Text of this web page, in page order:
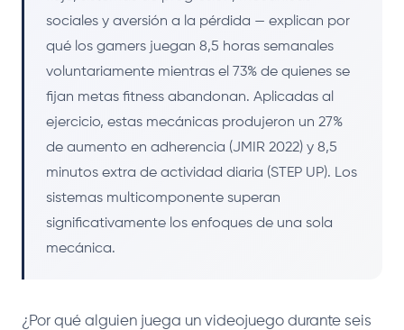
sociales y aversión a la pérdida — explican por
qué los gamers juegan 8,5 horas semanales
voluntariamente mientras el 73% de quienes se
fijan metas fitness abandonan. Aplicadas al
ejercicio, estas mecánicas produjeron un 27%
de aumento en adherencia (JMIR 2022) y 8,5
minutos extra de actividad diaria (STEP UP). Los
sistemas multicomponente superan
significativamente los enfoques de una sola
mecánica.
¿Por qué alguien juega un videojuego durante seis